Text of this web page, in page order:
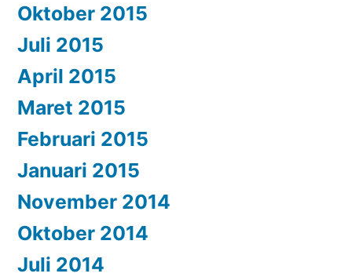
Oktober 2015
Juli 2015
April 2015
Maret 2015
Februari 2015
Januari 2015
November 2014
Oktober 2014
Juli 2014